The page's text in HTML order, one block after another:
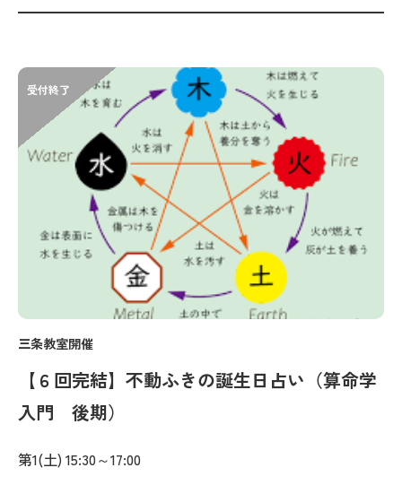
受付終了
三条教室開催
【６回完結】不動ふきの誕生日占い（算命学
入門 後期）
第1(土) 15:30～17:00